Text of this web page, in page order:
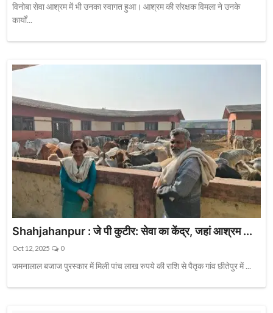
विनोबा सेवा आश्रम में भी उनका स्वागत हुआ। आश्रम की संरक्षक विमला ने उनके
कार्यों...
Shahjahanpur : जे पी कुटीर: सेवा का केंद्र, जहां आश्रम ...
Oct 12, 2025 0
जमनालाल बजाज पुरस्कार में मिली पांच लाख रुपये की राशि से पैतृक गांव छीतेपुर में ...